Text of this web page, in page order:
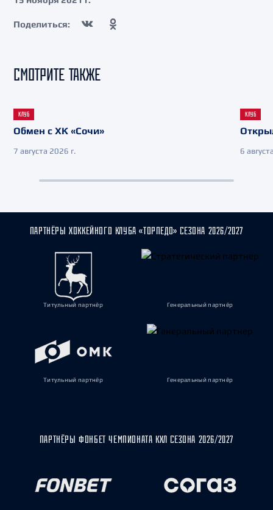
Поделиться:
СМОТРИТЕ ТАКЖЕ
КЛУБ
Обмен с ХК «Сочи»
7 августа 2026 г.
КЛУБ
6
ПАРТНЁРЫ ХОККЕЙНОГО КЛУБА «ТОРПЕДО» СЕЗОНА 2026/2027
Титульный партнёр Генеральный партнёр
Титульный партнёр Генеральный партнёр
ПАРТНЁРЫ ФОНБЕТ ЧЕМПИОНАТА КХЛ СЕЗОНА 2026/2027